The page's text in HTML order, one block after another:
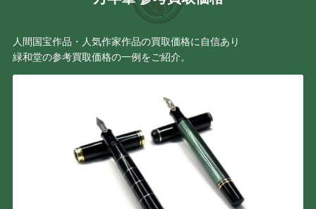
人間国宝作品・人気作家作品の買取価格に自信あり
緑和堂の参考買取価格の一例をご紹介。